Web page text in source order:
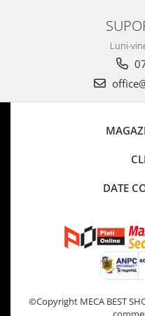
Luni-
DATE
©Copyright MECA BEST